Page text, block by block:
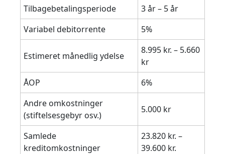
Tilbagebetalingsperiode
3 år – 5 år
Variabel debitorrente
5%
Estimeret månedlig ydelse
8.995 kr. – 5.660
kr
ÅOP
6%
Andre omkostninger
(stiftelsesgebyr osv.)
5.000 kr
Samlede
kreditomkostninger
23.820 kr. –
39.600 kr.